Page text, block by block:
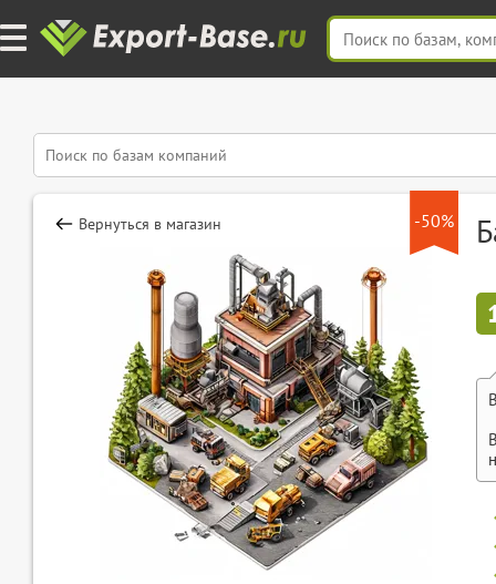
-50%
Вернуться в магазин